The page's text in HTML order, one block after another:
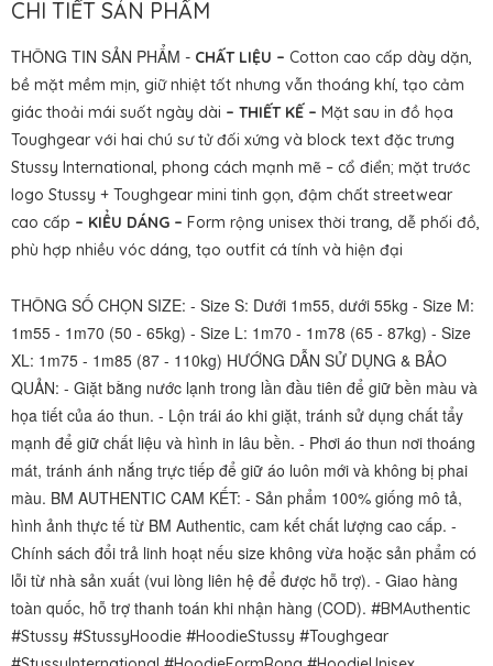
CHI TIẾT SẢN PHẨM
THÔNG TIN SẢN PHẨM - CHẤT LIỆU – Cotton cao cấp dày dặn,
bề mặt mềm mịn, giữ nhiệt tốt nhưng vẫn thoáng khí, tạo cảm
giác thoải mái suốt ngày dài – THIẾT KẾ – Mặt sau in đồ họa
Toughgear với hai chú sư tử đối xứng và block text đặc trưng
Stussy International, phong cách mạnh mẽ – cổ điển; mặt trước
logo Stussy + Toughgear mini tinh gọn, đậm chất streetwear
cao cấp – KIỂU DÁNG – Form rộng unisex thời trang, dễ phối đồ,
phù hợp nhiều vóc dáng, tạo outfit cá tính và hiện đại
THÔNG SỐ CHỌN SIZE: - Size S: Dưới 1m55, dưới 55kg - Size M:
1m55 - 1m70 (50 - 65kg) - Size L: 1m70 - 1m78 (65 - 87kg) - Size
XL: 1m75 - 1m85 (87 - 110kg) HƯỚNG DẪN SỬ DỤNG & BẢO
QUẢN: - Giặt bằng nước lạnh trong lần đầu tiên để giữ bền màu và
họa tiết của áo thun. - Lộn trái áo khi giặt, tránh sử dụng chất tẩy
mạnh để giữ chất liệu và hình in lâu bền. - Phơi áo thun nơi thoáng
mát, tránh ánh nắng trực tiếp để giữ áo luôn mới và không bị phai
màu. BM AUTHENTIC CAM KẾT: - Sản phẩm 100% giống mô tả,
hình ảnh thực tế từ BM Authentic, cam kết chất lượng cao cấp. -
Chính sách đổi trả linh hoạt nếu size không vừa hoặc sản phẩm có
lỗi từ nhà sản xuất (vui lòng liên hệ để được hỗ trợ). - Giao hàng
toàn quốc, hỗ trợ thanh toán khi nhận hàng (COD). #BMAuthentic
#Stussy #StussyHoodie #HoodieStussy #Toughgear